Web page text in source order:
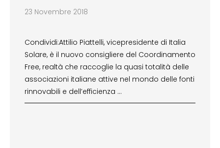
23 Novembre 2018
Condividi:Attilio Piattelli, vicepresidente di Italia
Solare, è il nuovo consigliere del Coordinamento
Free, realtà che raccoglie la quasi totalità delle
associazioni italiane attive nel mondo delle fonti
rinnovabili e dell’efficienza …